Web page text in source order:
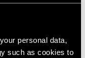
personal data,
such as cookies to